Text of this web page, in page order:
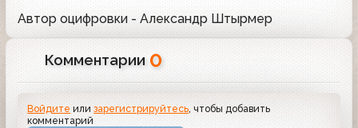
Автор оцифровки - Александр Штырмер
Комментарии 0
Войдите илизарегистрируйтесь, чтобы добавить
комментарий